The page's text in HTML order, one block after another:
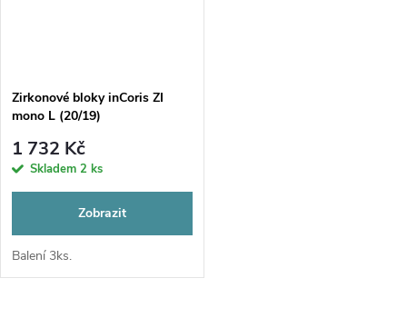
Zirkonové bloky inCoris ZI
mono L (20/19)
1 732 Kč
Skladem 2 ks
Zobrazit
Balení 3ks.